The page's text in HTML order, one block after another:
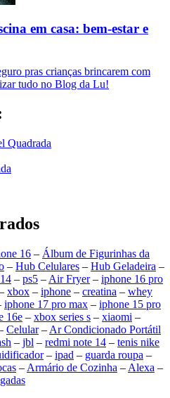
em casa: bem-estar e
pras crianças brincarem com
tudo no Blog da Lu!
Quadrada
16 – Álbum de Figurinhas da
– Hub Celulares – Hub Geladeira –
– ps5 – Air Fryer– iphone 16 pro
xbox – iphone – creatina – whey
iphone 17 pro max – iphone 15 pro
16e – xbox series s – xiaomi –
Celular– Ar Condicionado Portátil
– jbl – redmi note 14 – tenis nike
– ipad – guarda roupa –
– Armário de Cozinha – Alexa –